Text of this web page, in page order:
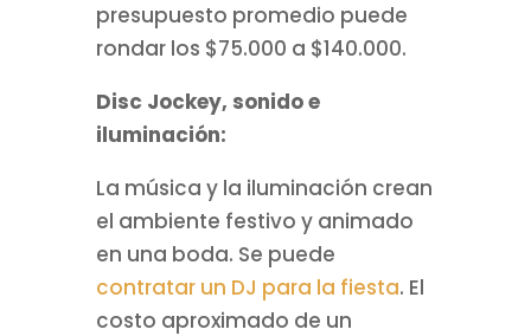
presupuesto promedio puede
rondar los $75.000 a $140.000.
Disc Jockey, sonido e
iluminación:
La música y la iluminación crean
el ambiente festivo y animado
en una boda. Se puede
contratar un DJ para la fiesta. El
costo aproximado de un